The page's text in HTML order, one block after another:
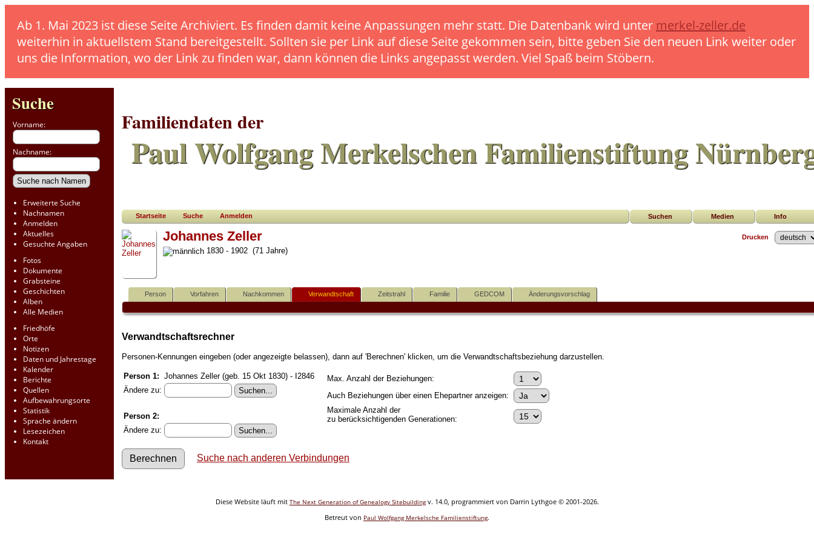
Ab 1. Mai 2023 ist diese Seite Archiviert. Es finden damit keine Anpassungen mehr statt. Die Datenbank wird unter merkel-zeller.de
weiterhin in aktuellstem Stand bereitgestellt. Sollten sie per Link auf diese Seite gekommen sein, bitte geben Sie den neuen Link weiter oder
uns die Information, wo der Link zu finden war, dann können die Links angepasst werden. Viel Spaß beim Stöbern.
Suche
Vorname:
Nachname:
Erweiterte Suche
Nachnamen
Anmelden
Aktuelles
Gesuchte Angaben
Fotos
Dokumente
Grabsteine
Geschichten
Alben
Alle Medien
Friedhöfe
Orte
Notizen
Daten und Jahrestage
Kalender
Berichte
Quellen
Aufbewahrungsorte
Statistik
Sprache ändern
Lesezeichen
Kontakt
Familiendaten der
Paul Wolfgang Merkelschen Familienstiftung
Suchen Medien Info
Startseite Suche Anmelden
Drucken
Johannes Zeller
1830 - 1902 (71 Jahre)
Person Vorfahren Nachkommen Verwandtschaft Zeitstrahl Familie GEDCOM Änderungsvorschlag
Verwandtschaftsrechner
Personen-Kennungen eingeben (oder angezeigte belassen), dann auf 'Berechnen' klicken, um die Verwandtschaftsbeziehung darzustellen.
Person 1: Johannes Zeller (geb. 15 Okt 1830) - I2846
Ändere zu:
Person 2:
Ändere zu:
Max. Anzahl der Beziehungen:
Auch Beziehungen über einen Ehepartner anzeigen:
Maximale Anzahl der
zu berücksichtigenden Generationen:
Suche nach anderen Verbindungen
Diese Website läuft mit The Next Generation of Genealogy Sitebuildingv. 14.0, programmiert von Darrin Lythgoe © 2001-2026.
Betreut von Paul Wolfgang Merkelsche Familienstiftung.